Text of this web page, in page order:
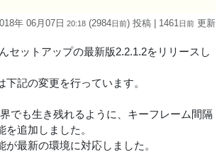
年 06月07日 20:18 (2984日前) 投稿 | 1461 日前 更新
セットアップの最新版2.2.1.2をリリースし
下記の変更を行っています。
でも生き残れるように、キーフレーム間隔
を追加しました。
が最新の環境に対応しました。